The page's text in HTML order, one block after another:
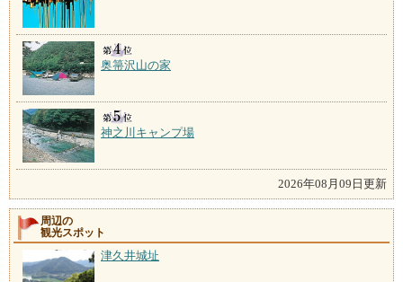
奥箒沢山の家
神之川キャンプ場
2026年08月09日更新
周辺の
観光スポット
津久井城址